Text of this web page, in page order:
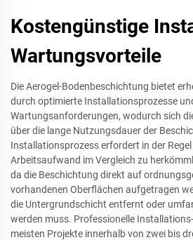
Kostengünstige
Wartungsvorteile
Die Aerogel-Bodenbeschichtung bietet
durch optimierte Installationsprozesse
Wartungsanforderungen, wodurch sich
über die lange Nutzungsdauer der
Installationsprozess erfordert in der
Arbeitsaufwand im Vergleich zu
da die Beschichtung direkt auf
vorhandenen Oberflächen aufgetragen
die Untergrundschicht entfernt oder
werden muss. Professionelle
meisten Projekte innerhalb von zwei bis